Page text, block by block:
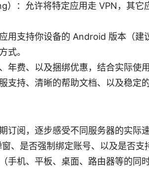
）：允许将特定应用走 VPN，其它
用支持你设备的 Android 版本（
式。
年费、以及捆绑优惠，结合实际使
支持、清晰的帮助文档、以及稳定
订阅，逐步感受不同服务器的实际
、是否强制绑定账号、以及是否支
手机、平板、桌面、路由器等的同时